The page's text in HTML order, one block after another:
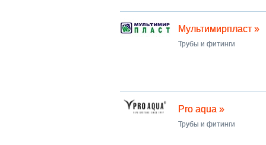
Мультимирпласт »
Трубы и фитинги
Pro aqua »
Трубы и фитинги